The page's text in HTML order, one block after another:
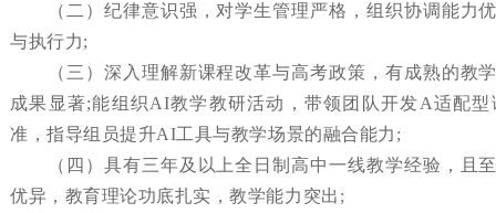
（ 二） 纪律意识强，对学生管理严格，组织协调能力
与执行力;
（ 三） 深入理解新课程改革与高考政策，有成熟的教
成果显著;能组织AI教学教研活动，带领团队开发A适配
准，指导组员提升AI工具与教学场景的融合能力;
（ 四） 具有三年及以上全日制高中一线教学经验，且
优异，教育理论功底扎实，教学能力突出 ;